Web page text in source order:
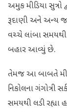
અમુક મીડિયા
રૂદાણી અને અન્ય
વચ્ચે લાંબા સમયથી
બહાર આવ્યું છે.
તેમજ આ બાબતે
નિકોલના ગંગોત્રી
સમયથી લડી રહ્યા